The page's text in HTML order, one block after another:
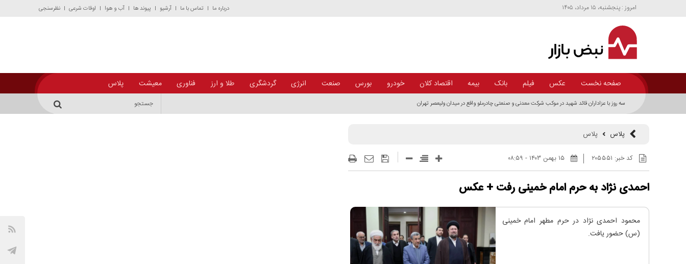
امروز : پنجشنبه، ۱۵ مرداد، ۱۴۰۵ درباره ما تماس با ما آرشیو پیوند ها آب و هوا اوقات شرعی نظرسنجی
صفحه نخست عکس فیلم بانک بیمه اقتصاد کلان خودرو بورس صنعت انرژی گردشگری طلا و ارز فناوری معیشت پلاس
گزارش تصویری روز اول موکب شرکت پتروشیمی زاگرس در مراسم وداع و تشییع رهبر شهید در تهران
پلاس پلاس
کد خبر: ۲۰۵۵۵۱ ۱۵ بهمن ۱۴۰۳ - ۰۸:۵۹
احمدی نژاد به حرم امام خمینی رفت + عکس
محمود احمدی نژاد در حرم مطهر امام خمینی
(س) حضور یافت.